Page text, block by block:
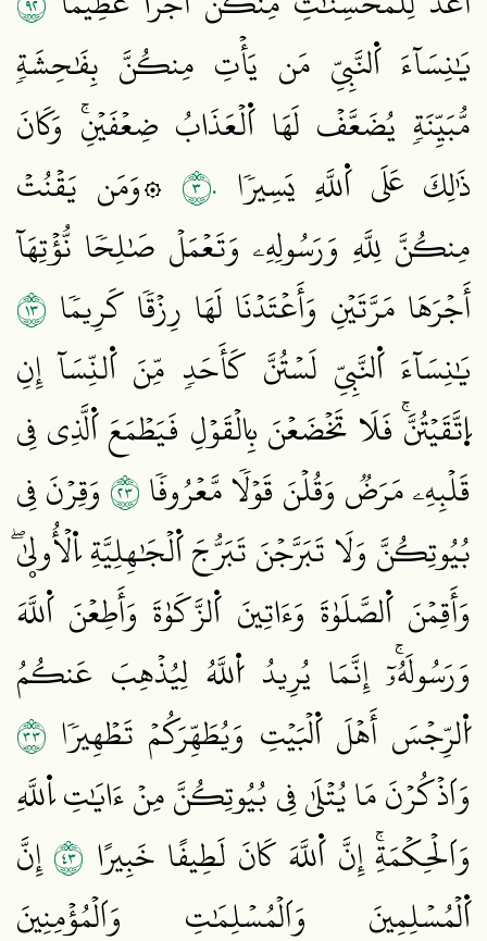
يَٰنِسَآءَ اَ۬لنَّبِيِّ مَن يَأۡتِ مِنكُنَّ بِفَٰحِشَةٖ
مُّبَيِّنَةٖ يُضَعَّفۡ لَهَا اَ۬لۡعَذَابُ ضِعۡفَيۡنِۚ وَكَانَ
ذَٰلِكَ عَلَى اَ۬للَّهِ يَسِيرٗا ٣٠ ۞وَمَن يَقۡنُتۡ
مِنكُنَّ لِلَّهِ وَرَسُولِهِۦ وَتَعۡمَلۡ صَٰلِحٗا نُّؤۡتِهَآ
أَجۡرَهَا مَرَّتَيۡنِ وَأَعۡتَدۡنَا لَهَا رِزۡقٗا كَرِيمٗا ٣١
يَٰنِسَآءَ اَ۬لنَّبِيِّ لَسۡتُنَّ كَأَحَدٖ مِّنَ اَ۬لنِّسَآ إِنِ
اِ۪تَّقَيۡتُنَّۚ فَلَا تَخۡضَعۡنَ بِالۡقَوۡلِ فَيَطۡمَعَ اَ۬لَّذِي فِي
قَلۡبِهِۦ مَرَضٞ وَقُلۡنَ قَوۡلٗا مَّعۡرُوفٗا٣٢وَقِرۡنَ فِي
بُيُوتِكُنَّ وَلَا تَبَرَّجۡنَ تَبَرُّجَ اَ۬لۡجَٰهِلِيَّةِ اِ۬لۡأُولۭيٰۖ
وَأَقِمۡنَ اَ۬لصَّلَوٰةَ وَءَاتِينَ اَ۬لزَّكَوٰةَ وَأَطِعۡنَ اَ۬للَّهَ
وَرَسُولَهُۥٓۚ إِنَّمَا يُرِيدُ اُ۬للَّهُ لِيُذۡهِبَ عَنكُمُ
اُ۬لرِّجۡسَ أَهۡلَ اَ۬لۡبَيۡتِ وَيُطَهِّرَكُمۡ تَطۡهِيرٗا ٣٣
وَاَذۡكُرۡنَ مَا يُتۡلَىٰ فِي بُيُوتِكُنَّ مِنۡ ءَايَٰتِ اِ۬للَّهِ
وَاَلۡحِكۡمَةِۚ إِنَّ اَ۬للَّهَ كَانَ لَطِيفًا خَبِيرًا ٣٤إِنَّ
اَ۬لۡمُسۡلِمِينَ وَاَلۡمُسۡلِمَٰتِ وَاَلۡمُؤۡمِنِينَ